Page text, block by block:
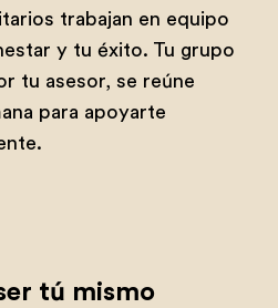
trabajan en equipo
y tu éxito. Tu grupo
tu asesor, se reúne
para apoyarte
tú mismo